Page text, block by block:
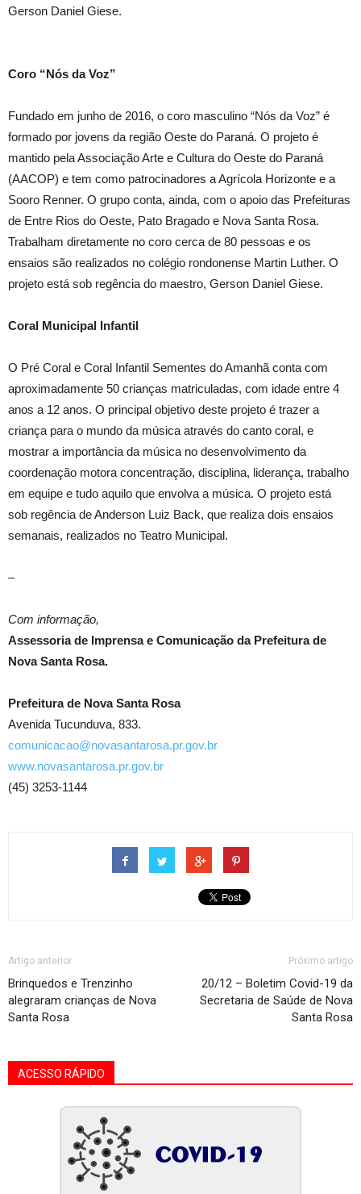
Gerson Daniel Giese.
Coro “Nós da Voz”
Fundado em junho de 2016, o coro masculino “Nós da Voz” é
formado por jovens da região Oeste do Paraná. O projeto é
mantido pela Associação Arte e Cultura do Oeste do Paraná
(AACOP) e tem como patrocinadores a Agrícola Horizonte e a
Sooro Renner. O grupo conta, ainda, com o apoio das Prefeituras
de Entre Rios do Oeste, Pato Bragado e Nova Santa Rosa.
Trabalham diretamente no coro cerca de 80 pessoas e os
ensaios são realizados no colégio rondonense Martin Luther. O
projeto está sob regência do maestro, Gerson Daniel Giese.
Coral Municipal Infantil
O Pré Coral e Coral Infantil Sementes do Amanhã conta com
aproximadamente 50 crianças matriculadas, com idade entre 4
anos a 12 anos. O principal objetivo deste projeto é trazer a
criança para o mundo da música através do canto coral, e
mostrar a importância da música no desenvolvimento da
coordenação motora concentração, disciplina, liderança, trabalho
em equipe e tudo aquilo que envolva a música. O projeto está
sob regência de Anderson Luiz Back, que realiza dois ensaios
semanais, realizados no Teatro Municipal.
–
Com informação,
Assessoria de Imprensa e Comunicação da Prefeitura de
Nova Santa Rosa.
Prefeitura de Nova Santa Rosa
Avenida Tucunduva, 833.
comunicacao@novasantarosa.pr.gov.br
www.novasantarosa.pr.gov.br
(45) 3253-1144
Artigo anterior
Brinquedos e Trenzinho
alegraram crianças de Nova
Santa Rosa
Próximo artigo
20/12 – Boletim Covid-19 da
Secretaria de Saúde de Nova
Santa Rosa
ACESSO RÁPIDO